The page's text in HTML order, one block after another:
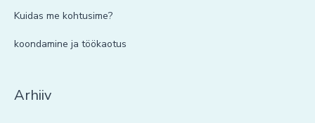
Kuidas me kohtusime?
koondamine ja töökaotus
Arhiiv